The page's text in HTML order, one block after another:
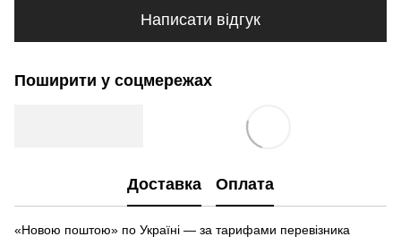
Написати відгук
Поширити у соцмережах
Доставка Оплата
«Новою поштою» по Україні — за тарифами перевізника